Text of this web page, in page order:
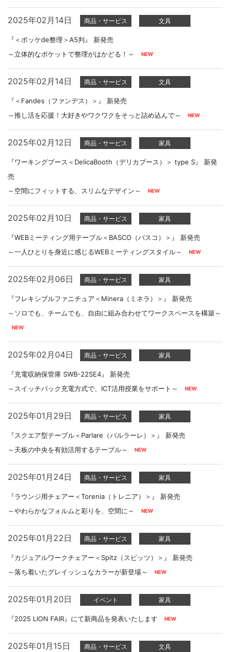
2025年02月14日 商品・サービス 文具
『＜ポッケde整理＞A5判』 新発売
～立体的なポケットで整理がはかどる！～
2025年02月14日 商品・サービス 文具
『＜Fandes（ファンデス）＞』 新発売
～推し活を応援！大好きやワクワクをそっと詰め込んで～
2025年02月12日 商品・サービス 家具
『ワーキングブース＜DelicaBooth（デリカブース）＞ type S』 新発
売
～空間にフィットする、スリムなデザイン～
2025年02月10日 商品・サービス 家具
『WEBミーティング用テーブル＜BASCO（バスコ）＞』 新発売
～一人ひとりを身近に感じるWEBミーティングスタイル～
2025年02月06日 商品・サービス 家具
『フレキシブルファニチュア＜Minera（ミネラ）＞』 新発売
～ソロでも、チームでも、自由に組み合わせてワークスペースを構築～
2025年02月04日 商品・サービス 家具
『充電収納保管庫 SWB-22SE4』 新発売
～スイッチバック充電方式で、ICT活用授業をサポート～
2025年01月29日 商品・サービス 家具
『スクエア型テーブル＜Parlare（パルラーレ）＞』 新発売
～天板の中央を有効活用するテーブル～
2025年01月24日 商品・サービス 家具
『ラウンジ用チェアー＜Torenia（トレニア）＞』 新発売
～やわらかなフォルムと彩りを、空間に～
2025年01月22日 商品・サービス 家具
『カジュアルワークチェアー＜Spitz（スピッツ）＞』 新発売
～落ち着いたグレイッシュなカラーが新登場～
2025年01月20日 イベント 家具
『2025 LION FAIR』にて新商品を発表いたします
2025年01月15日 商品・サービス 文具